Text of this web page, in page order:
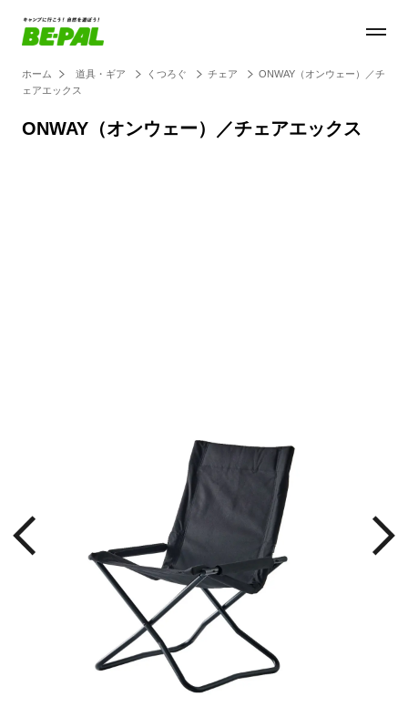
ホーム 道具・ギア くつろぐ チェア
ONWAY（オンウェー）／チ
ェアエックス
ONWAY（オンウェー）／チェアエックス